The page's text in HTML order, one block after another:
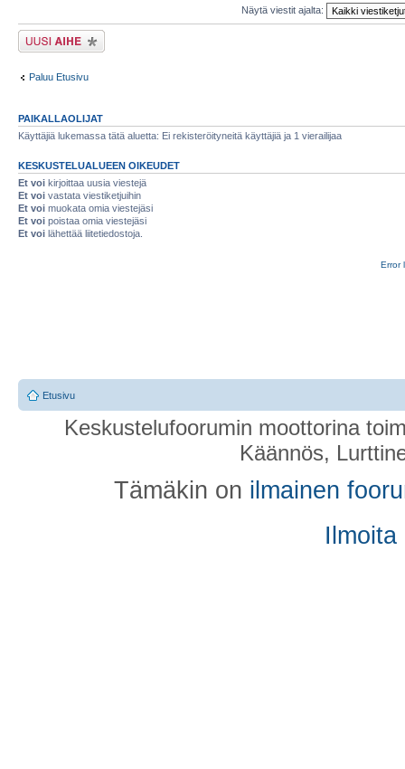
Näytä viestit ajalta:
Lähetä uusi viesti
Paluu Etusivu
PAIKALLAOLIJAT
Käyttäjiä lukemassa tätä aluetta: Ei rekisteröityneitä käyttäjiä ja 1 vierailijaa
KESKUSTELUALUEEN OIKEUDET
Et voi kirjoittaa uusia viestejä
Et voi vastata viestiketjuihin
Et voi muokata omia viestejäsi
Et voi poistaa omia viestejäsi
Et voi lähettää liitetiedostoja.
Error
Etusivu
Keskustelufoorumin moottorina
Käännös,
Tämäkin on ilmainen